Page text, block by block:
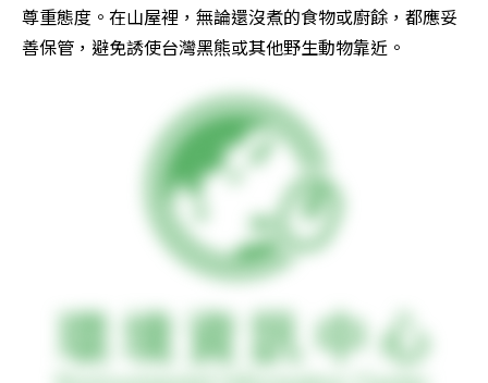
尊重態度。在山屋裡，無論還沒煮的食物或廚餘，都應妥
善保管，避免誘使台灣黑熊或其他野生動物靠近。